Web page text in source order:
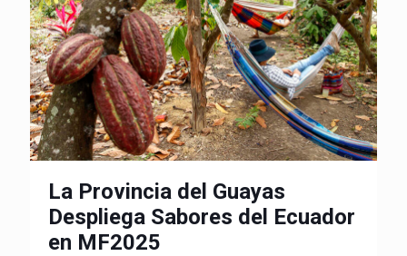
La Provincia del Guayas
Despliega Sabores del Ecuador
en MF2025